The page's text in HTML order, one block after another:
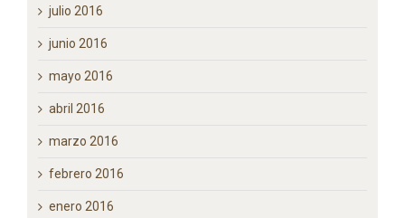
agosto 2016
julio 2016
junio 2016
mayo 2016
abril 2016
marzo 2016
febrero 2016